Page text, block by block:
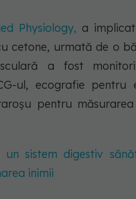
Physiology, a
cetone, urmată de o
a fost
ul, ecografie pentru
pentru
sistem digestiv
inimii